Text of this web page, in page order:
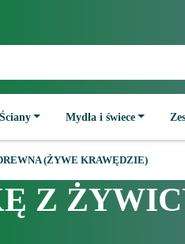
Mydła i świece
(ŻYWE KRAWĘDZIE)
Z